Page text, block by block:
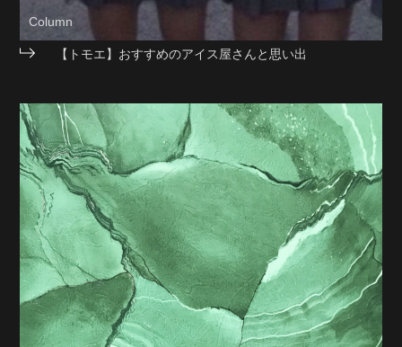
Column
【トモエ】おすすめのアイス屋さんと思い出